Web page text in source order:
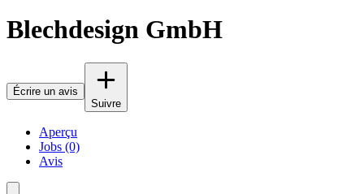
Blechdesign GmbH
Écrire un avis
Suivre
Aperçu
Jobs (0)
Avis